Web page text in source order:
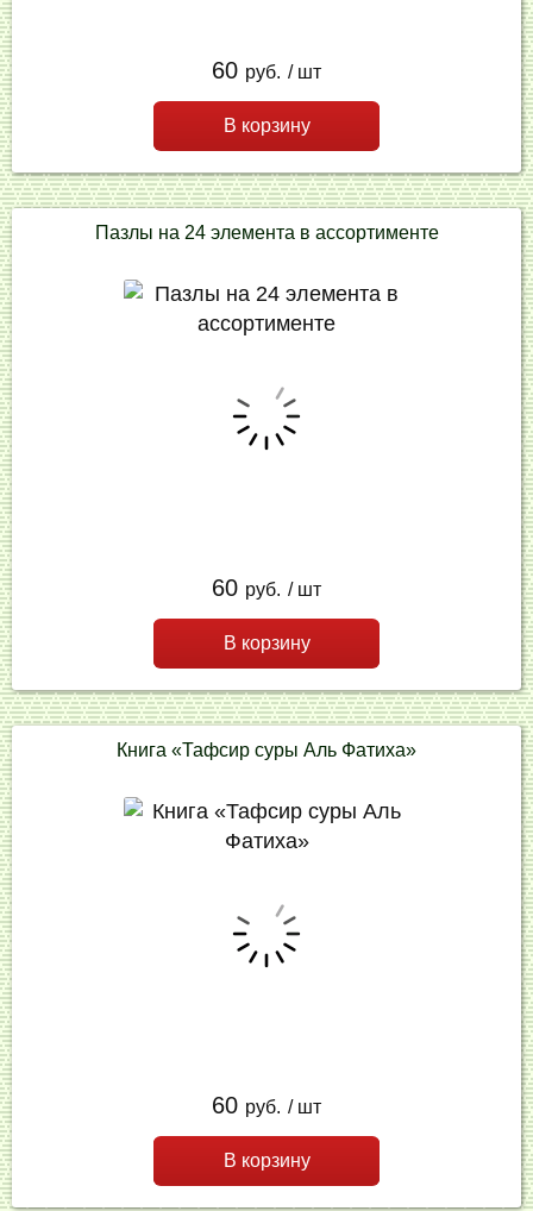
60 руб. / шт
В корзину
Пазлы на 24 элемента в ассортименте
60 руб. / шт
В корзину
Книга «Тафсир суры Аль Фатиха»
60 руб. / шт
В корзину